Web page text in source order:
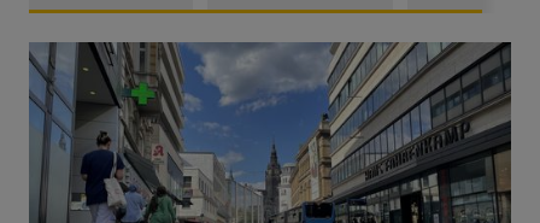
Ein Unzustand und Skandal